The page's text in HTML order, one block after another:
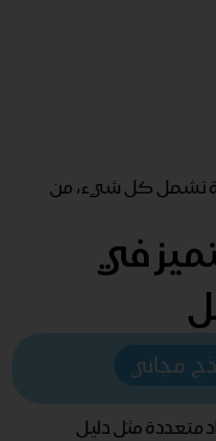
تشمل كل شيء، من
في
مجاني
متعددة مثل دليل